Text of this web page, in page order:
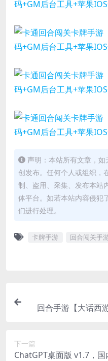
声明：本站所有文章，
创发布。任何个人或组织，
制、盗用、采集、发布本站
体平台。如若本站内容侵犯
们进行处理。
卡牌手游 回合闯关手
回合手游【大话西
下一篇
ChatGPT桌面版 v1.7，